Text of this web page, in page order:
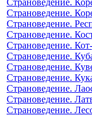
Страноведение.
Страноведение.
Страноведение.
Страноведение.
Страноведение.
Страноведение.
Страноведение.
Страноведение.
Страноведение.
Страноведение.